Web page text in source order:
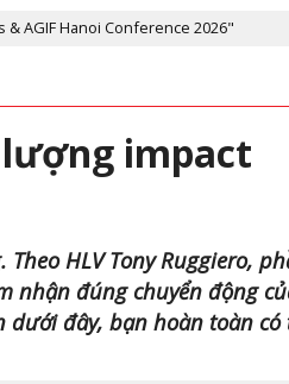
Conference 2026" Kỷ
impact
HLV Tony Ruggiero,
nhận đúng chuyển động
dưới đây, bạn hoàn toàn có